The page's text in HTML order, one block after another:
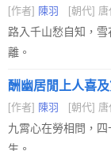
[作者] 陳羽 [朝代] 唐
路入千山愁自知，
離。
酬幽居閒上人喜
[作者] 陳羽 [朝代] 唐
九霄心在勞相問，